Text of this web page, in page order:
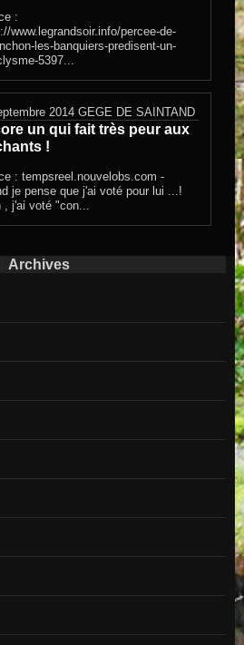
:
www.legrandsoir.info/percee-de-
les-banquiers-predisent-un-
5397...
2014 GEGE DE SAINTAND
un qui fait très peur aux
!
: tempsreel.nouvelobs.com -
je pense que j'ai voté pour lui ...!
, j'ai voté "con...
Archives